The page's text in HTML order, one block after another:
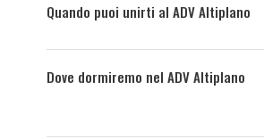
Quando puoi unirti al ADV Altiplano
Dove dormiremo nel ADV Altiplano